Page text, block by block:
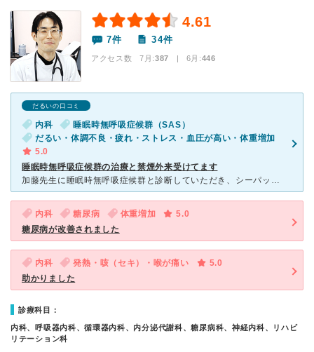
4.61
7件 34件
アクセス数 7月:387 | 6月:446
だるいの口コミ
内科
睡眠時無呼吸症候群（SAS）
だるい・体調不良・疲れ・ストレス・血圧が高い・体重増加
5.0
睡眠時無呼吸症候群の治療と禁煙外来受けてます
加藤先生に睡眠時無呼吸症候群と診断していただき、シーパップ(CPAPと綴るらしいです)治療を始めたら、いびきもほとんど無くなったようで家族へ迷惑かけずに済むようになりました。 お昼にとても眠たかった
内科 糖尿病 体重増加
5.0
糖尿病が改善されました
内科 発熱・咳（セキ）・喉が痛い
5.0
助かりました
診療科目：
内科、呼吸器内科、循環器内科、内分泌代謝科、糖尿病科、神経内科、リハビ
リテーション科